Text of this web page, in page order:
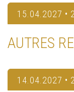
15.04.2027 •
AUTRES
14.04.2027 •